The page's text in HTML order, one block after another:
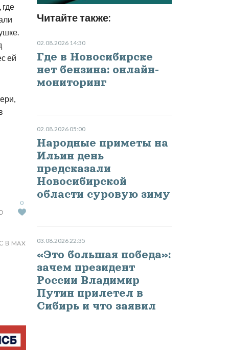
ей
0
В MAX
Читайте также:
02.08.2026 14:30
Где в Новосибирске
нет бензина: онлайн-
мониторинг
02.08.2026 05:00
Народные приметы на
Ильин день
предсказали
Новосибирской
области суровую зиму
03.08.2026 22:35
«Это большая победа»:
зачем президент
России Владимир
Путин прилетел в
Сибирь и что заявил